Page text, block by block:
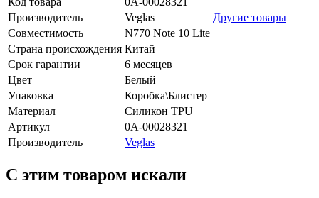
Производитель
Veglas
Другие товары
Совместимость
N770 Note 10 Lite
Страна происхождения Китай
Срок гарантии
6 месяцев
Цвет
Белый
Упаковка
Коробка\Блистер
Материал
Силикон TPU
Артикул
0А-00028321
Производитель
Veglas
C этим товаром искали